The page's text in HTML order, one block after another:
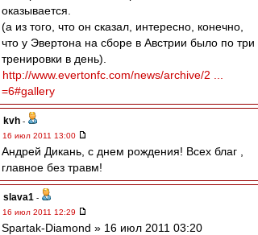
оказывается.
(а из того, что он сказал, интересно, конечно,
что у Эвертона на сборе в Австрии было по три
тренировки в день).
http://www.evertonfc.com/news/archive/2 ...
=6#gallery
kvh -
16 июл 2011 13:00
Андрей Дикань, с днем рождения! Всех благ ,
главное без травм!
slava1 -
16 июл 2011 12:29
Spartak-Diamond » 16 июл 2011 03:20